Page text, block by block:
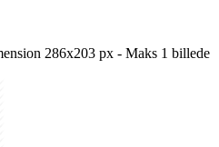
286x203 px - Maks 1 billede